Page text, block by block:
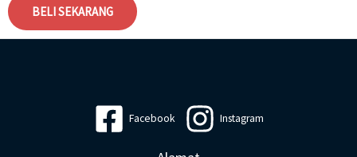
BELI SEKARANG
Facebook Instagram